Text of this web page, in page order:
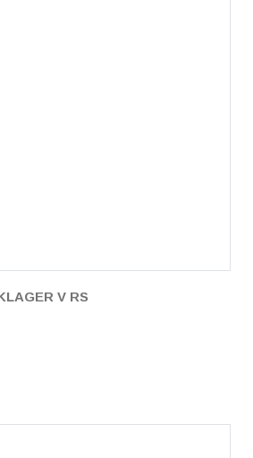
V RS